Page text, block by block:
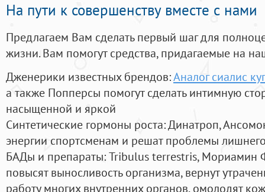
На пути к совершенству вместе с нами
Предлагаем Вам сделать первый шаг для
жизни. Вам помогут средства, придагаемые на
Дженерики известных брендов:Аналог сиалис
а также Попперсы помогут сделать интимную
насыщенной и яркой
Синтетические гормоны роста: Динатроп,
энергии спортсменам и решат проблемы
БАДы и препараты:Tribulus terrestris, Мориамин
повысят выносливость организма, вернут
работу многих внутренних органов, омолодят